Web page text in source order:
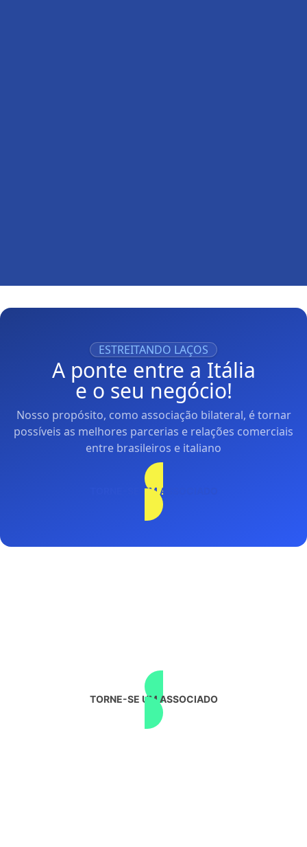
ESTREITANDO LAÇOS
A ponte entre a Itália
e o seu negócio!
Nosso propósito, como associação bilateral, é tornar
possíveis as melhores parcerias e relações comerciais
entre brasileiros e italiano
TORNE-SE UM ASSOCIADO
TORNE-SE UM ASSOCIADO